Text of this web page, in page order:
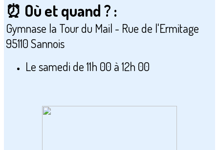
⏰ Où et quand ? :
Gymnase la Tour du Mail - Rue de l'Ermitage
95110 Sannois
Le samedi de 11h 00 à 12h 00